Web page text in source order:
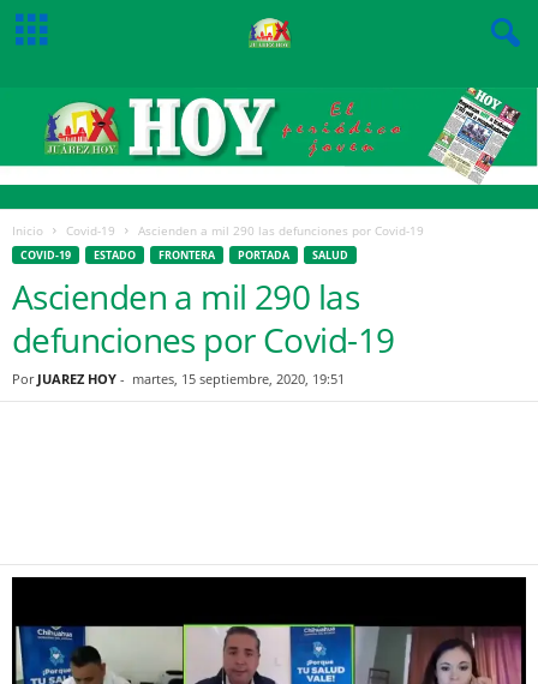
Inicio Covid-19 Ascienden a mil 290 las defunciones por Covid-19
COVID-19 ESTADO FRONTERA PORTADA SALUD
Ascienden a mil 290 las
defunciones por Covid-19
Por JUAREZ HOY - martes, 15 septiembre, 2020, 19:51